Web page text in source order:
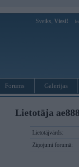
Sveiks, Viesi!
Forums Galerijas
Lietotāja
Lietotājvārds:
Ziņojumi forumā: